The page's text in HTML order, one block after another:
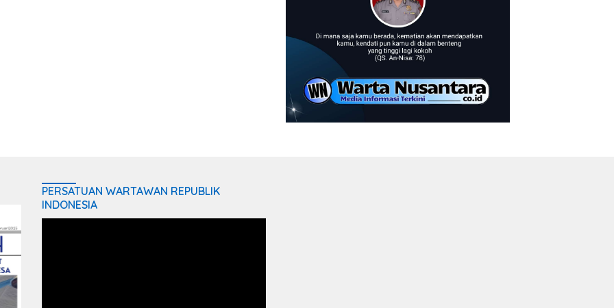
PERSATUAN WARTAWAN REPUBLIK
INDONESIA